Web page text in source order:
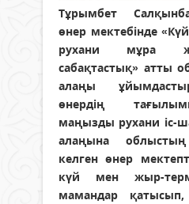
Тұрымбет
өнер мектебінде
рухани мұра
сабақтастық» атты
алаңы
өнердің
маңызды рухани іс-
алаңына
келген өнер
күй мен жыр-
мамандар